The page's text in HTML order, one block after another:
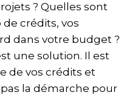
? Quelles sont
de crédits, vos
dans votre budget ?
une solution. Il est
de vos crédits et
la démarche pour